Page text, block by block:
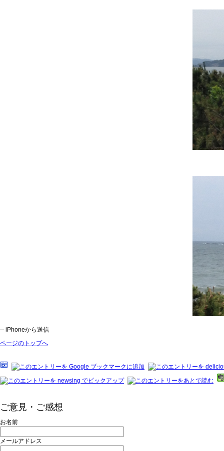
-- iPhoneから送信
ページのトップへ
ご意見・ご感想
お名前
メールアドレス